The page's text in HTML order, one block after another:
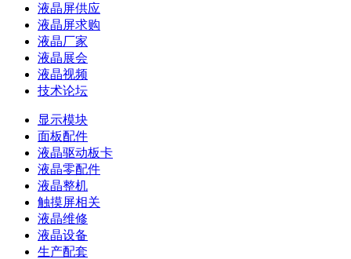
液晶屏供应
液晶屏求购
液晶厂家
液晶展会
液晶视频
技术论坛
显示模块
面板配件
液晶驱动板卡
液晶零配件
液晶整机
触摸屏相关
液晶维修
液晶设备
生产配套